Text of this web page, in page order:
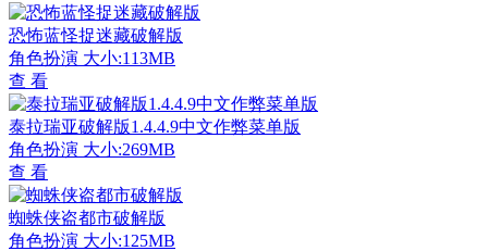
恐怖蓝怪捉迷藏破解版
角色扮演 大小:113MB
查 看
泰拉瑞亚破解版1.4.4.9中文作弊菜单版
角色扮演 大小:269MB
查 看
蜘蛛侠盗都市破解版
角色扮演 大小:125MB